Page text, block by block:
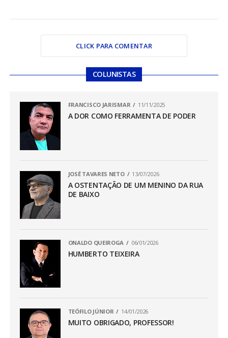
CLICK PARA COMENTAR
COLUNISTAS
FRANCISCO JARISMAR 11/11/2025
A DOR COMO FERRAMENTA DE PODER
JOSÉ TAVARES NETO 13/07/2026
A OSTENTAÇÃO DE UM MENINO DA RUA
DE BAIXO
ONALDO QUEIROGA 06/01/2026
HUMBERTO TEIXEIRA
TEÓFILO JÚNIOR 14/01/2026
MUITO OBRIGADO, PROFESSOR!